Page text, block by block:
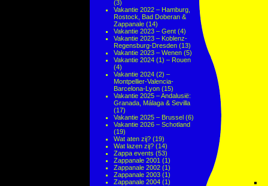
(3)
Vakantie 2022 – Hamburg,
Rostock, Bad Doberan &
Zappanale (14)
Vakantie 2023 – Gent (4)
Vakantie 2023 – Koblenz-
Regensburg-Dresden (13)
Vakantie 2023 – Wenen (5)
Vakantie 2024 (1) – Rouen
(4)
Vakantie 2024 (2) –
Montpellier-Valencia-
Barcelona-Lyon (15)
Vakantie 2025 – Andalusië:
Granada, Málaga & Sevilla
(17)
Vakantie 2025 – Brussel (6)
Vakantie 2026 – Schotland
(19)
Wat aten zij? (19)
Wat lazen zij? (14)
Zappa events (53)
Zappanale 2001 (1)
Zappanale 2002 (1)
Zappanale 2003 (1)
Zappanale 2004 (1)